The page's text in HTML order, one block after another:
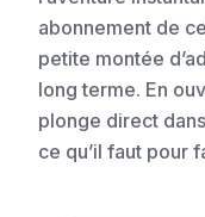
abonnement de
petite montée
long terme. En
plonge direct
ce qu’il faut pour